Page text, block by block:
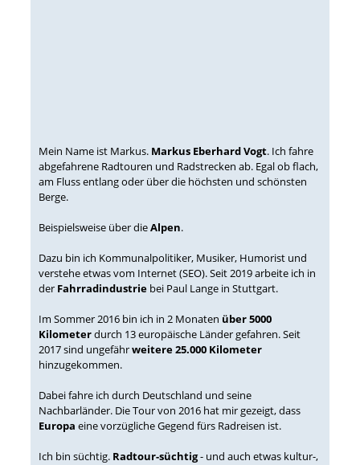
Mein Name ist Markus. Markus Eberhard Vogt. Ich fahre
abgefahrene Radtouren und Radstrecken ab. Egal ob flach,
am Fluss entlang oder über die höchsten und schönsten
Berge.
Beispielsweise über dieAlpen.
Dazu bin ich Kommunalpolitiker, Musiker, Humorist und
verstehe etwas vom Internet (SEO). Seit 2019 arbeite ich in
der Fahrradindustrie bei Paul Lange in Stuttgart.
Im Sommer 2016 bin ich in 2 Monaten über 5000
Kilometerdurch 13 europäische Länder gefahren. Seit
2017 sind ungefährweitere 25.000 Kilometer
hinzugekommen.
Dabei fahre ich durch Deutschland und seine
Nachbarländer. Die Tour von 2016 hat mir gezeigt, dass
Europa eine vorzügliche Gegend fürs Radreisen ist.
Ich bin süchtig. Radtour-süchtig- und auch etwas kultur-,